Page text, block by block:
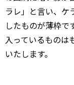
ラレ」と言い、ケ
したものが薄枠で
入っているものは
いたします。